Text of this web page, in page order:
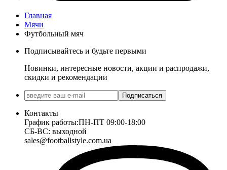
Главная
Мячи
Футбольный мяч
Подписывайтесь и будьте первыми
Новинки, интересные новости, акции и распродажи,
скидки и рекомендации
Подписаться
Контакты
График работы:ПН-ПТ 09:00-18:00
СБ-ВС: выходной
sales@footballstyle.com.ua